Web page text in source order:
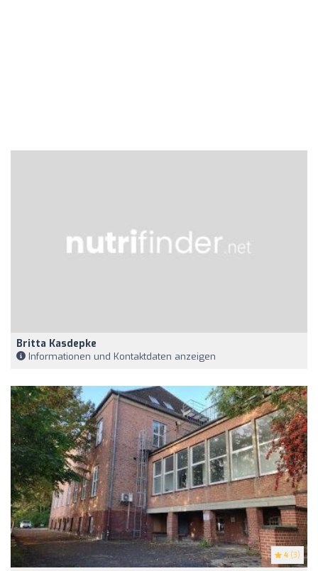
Britta Kasdepke
Informationen und Kontaktdaten anzeigen
4 (3)